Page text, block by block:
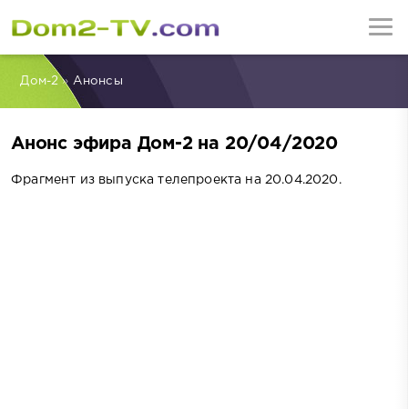
Дом-2» Анонсы
Анонс эфира Дом-2 на 20/04/2020
Фрагмент из выпуска телепроекта на 20.04.2020.